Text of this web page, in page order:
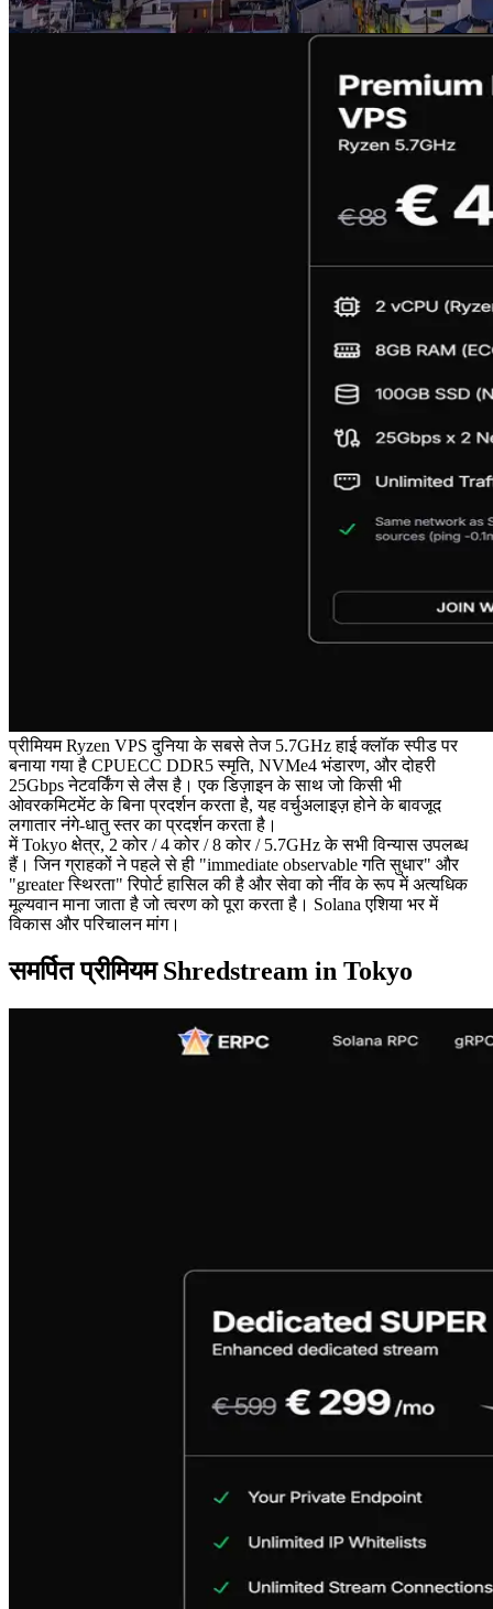
प्रीमियम Ryzen VPS दुनिया के सबसे तेज 5.7GHz हाई क्लॉक स्पीड पर
बनाया गया है CPUECC DDR5 स्मृति, NVMe4 भंडारण, और दोहरी
25Gbps नेटवर्किंग से लैस है। एक डिज़ाइन के साथ जो किसी भी
ओवरकमिटमेंट के बिना प्रदर्शन करता है, यह वर्चुअलाइज़ होने के बावजूद
लगातार नंगे-धातु स्तर का प्रदर्शन करता है।
में Tokyo क्षेत्र, 2 कोर / 4 कोर / 8 कोर / 5.7GHz के सभी विन्यास उपलब्ध
हैं। जिन ग्राहकों ने पहले से ही "immediate observable गति सुधार" और
"greater स्थिरता" रिपोर्ट हासिल की है और सेवा को नींव के रूप में अत्यधिक
मूल्यवान माना जाता है जो त्वरण को पूरा करता है। Solana एशिया भर में
विकास और परिचालन मांग।
समर्पित प्रीमियम Shredstream in Tokyo